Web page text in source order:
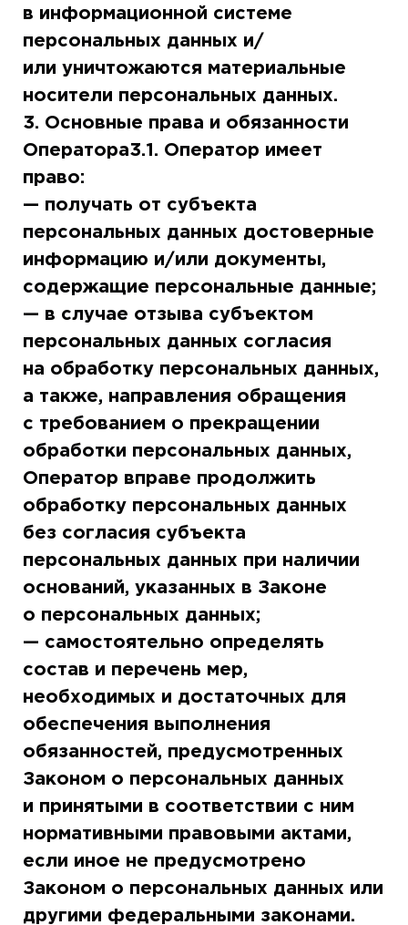
в информационной системе
персональных данных и/
или уничтожаются материальные
носители персональных данных.
3. Основные права и обязанности
Оператора3.1. Оператор имеет
право:
— получать от субъекта
персональных данных достоверные
информацию и/или документы,
содержащие персональные данные;
— в случае отзыва субъектом
персональных данных согласия
на обработку персональных данных,
а также, направления обращения
с требованием о прекращении
обработки персональных данных,
Оператор вправе продолжить
обработку персональных данных
без согласия субъекта
персональных данных при наличии
оснований, указанных в Законе
о персональных данных;
— самостоятельно определять
состав и перечень мер,
необходимых и достаточных для
обеспечения выполнения
обязанностей, предусмотренных
Законом о персональных данных
и принятыми в соответствии с ним
нормативными правовыми актами,
если иное не предусмотрено
Законом о персональных данных или
другими федеральными законами.